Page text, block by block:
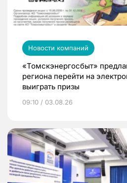
Новости компаний
«Томскэнергосбыт»
региона перейти на
выиграть призы
09:10 / 03.08.26